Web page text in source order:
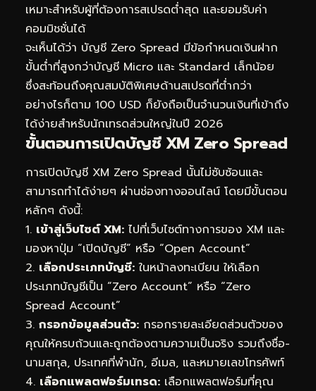
เหมาะสำหรับผู้ที่ต้องการสเปรดต่ำสุด และยอมรับค่า
คอมมิชชั่นได้
จะเห็นได้ว่า บัญชี Zero Spread มีข้อกำหนดเงินฝาก
ขั้นต่ำที่สูงกว่าบัญชี Micro และ Standard เล็กน้อย
ซึ่งสะท้อนถึงคุณสมบัติพิเศษด้านสเปรดที่ต่ำกว่า
อย่างไรก็ตาม 100 USD ก็ยังถือเป็นจำนวนเงินที่เข้าถึง
ได้ง่ายสำหรับนักเทรดส่วนใหญ่ในปี 2026
ขั้นตอนการเปิดบัญชี XM Zero Spread
การเปิดบัญชี XM Zero Spread นั้นไม่ซับซ้อนและ
สามารถทำได้ง่ายๆ ผ่านช่องทางออนไลน์ โดยมีขั้นตอน
หลักๆ ดังนี้:
1. เข้าสู่เว็บไซต์ XM: ไปที่เว็บไซต์ทางการของ XM และ
มองหาปุ่ม “เปิดบัญชี” หรือ “Open Account”
2. เลือกประเภทบัญชี: ในหน้าลงทะเบียน ให้เลือก
ประเภทบัญชีเป็น “Zero Account” หรือ “Zero
Spread Account”
3. กรอกข้อมูลส่วนตัว: กรอกรายละเอียดส่วนตัวของ
คุณให้ครบถ้วนและถูกต้องตามความเป็นจริง รวมถึงชื่อ-
นามสกุล, ประเทศที่พำนัก, อีเมล, และหมายเลขโทรศัพท์
4. เลือกแพลตฟอร์มเทรด: เลือกแพลตฟอร์มที่คุณ